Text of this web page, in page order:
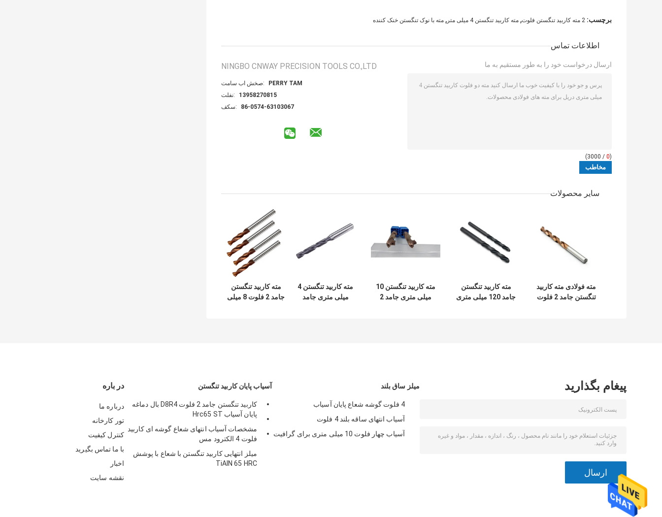
برچسب: 2 مته کاربید تنگستن فلوت , مته کاربید تنگستن 4 میلی متر , مته با نوک تنگستن خنک کننده
اطلاعات تماس
NINGBO CNWAY PRECISION TOOLS CO.,LTD
تماس با شخص:
PERRY TAM
تلفن:
13958270815
فکس:
86-0574-63103067
ارسال درخواست خود را به طور مستقیم به ما
(
0
/ 3000)
سایر محصولات
مته فولادی مته کاربید
تنگستن جامد 2 فلوت
مته کاربید تنگستن
جامد 120 میلی متری
مته کاربید تنگستن 10
میلی متری جامد 2
مته کاربید تنگستن 4
میلی متری جامد
مته کاربید تنگستن
جامد 2 فلوت 8 میلی
در باره
درباره ما
تور کارخانه
کنترل کیفیت
با ما تماس بگیرید
اخبار
نقشه سایت
آسیاب پایان کاربید تنگستن
کاربید تنگستن جامد 2 فلوت D8R4 بال دماغه
پایان آسیاب Hrc65 ST
مشخصات آسیاب انتهای شعاع گوشه ای کاربید
فلوت 4 الکترود مس
میلز انتهایی کاربید تنگستن با شعاع با پوشش
TiAlN 65 HRC
میلز ساق بلند
4 فلوت گوشه شعاع پایان آسیاب
آسیاب انتهای ساقه بلند 4 فلوت
آسیاب چهار فلوت 10 میلی متری برای گرافیت
پیغام بگذارید